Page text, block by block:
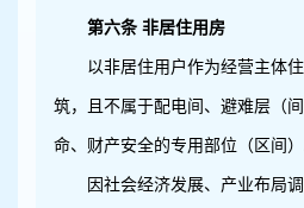
第六条 非居住用房
以非居住用户作为经营主体
筑，且不属于配电间、避难层（
命、财产安全的专用部位（区间）
因社会经济发展、产业布局